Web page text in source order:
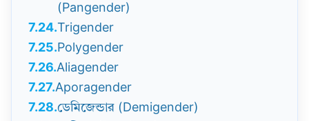
(Pangender)
7.24.Trigender
7.25. Polygender
7.26.Aliagender
7.27.Aporagender
7.28.ডেমিজেন্ডার (Demigender)